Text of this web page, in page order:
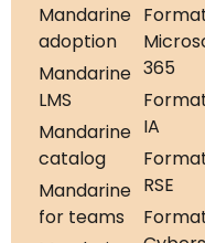
Mandarine
adoption
Mandarine
LMS
Mandarine
catalog
Mandarine
for teams
365
IA
RSE